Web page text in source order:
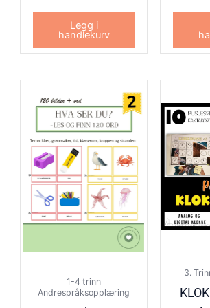
Legg i
handlekurv
1-4 trinn
Andrespråksopplæring
3.